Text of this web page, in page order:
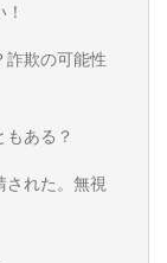
詐欺の可能性
ある？
された。無視